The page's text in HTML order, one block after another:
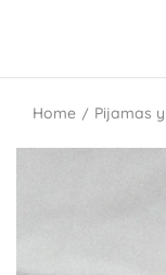
Home Pijamas